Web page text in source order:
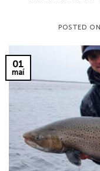
POSTED ON
01
maí